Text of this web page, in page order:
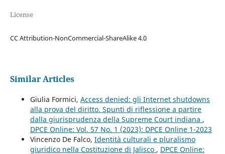
License
CC Attribution-NonCommercial-ShareAlike 4.0
Similar Articles
Giulia Formici, Access denied: gli Internet shutdowns
alla prova del diritto. Spunti di riflessione a partire
dalla giurisprudenza della Supreme Court indiana ,
DPCE Online: Vol. 57 No. 1 (2023): DPCE Online 1-2023
Vincenzo De Falco, Identità culturali e pluralismo
giuridico nella Costituzione di Jalisco , DPCE Online: